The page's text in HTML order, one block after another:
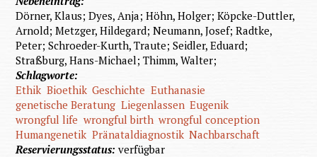
Dörner, Klaus; Dyes, Anja; Höhn, Holger; Köpcke-Duttler,
Arnold; Metzger, Hildegard; Neumann, Josef; Radtke,
Peter; Schroeder-Kurth, Traute; Seidler, Eduard;
Straßburg, Hans-Michael; Thimm, Walter;
Schlagworte:
Ethik Bioethik Geschichte Euthanasie
genetische Beratung Liegenlassen Eugenik
wrongful life wrongful birth wrongful conception
Humangenetik Pränataldiagnostik Nachbarschaft
Reservierungsstatus:verfügbar